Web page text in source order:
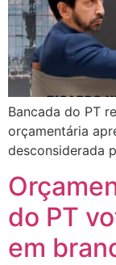
Bancada do PT
orçamentária
desconsiderada
do PT
em